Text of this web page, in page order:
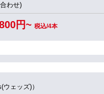
わせ)
円~ 税込/4本
ウェッズ)）